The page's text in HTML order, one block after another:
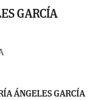
GARCÍA
ÁNGELES GARCÍA